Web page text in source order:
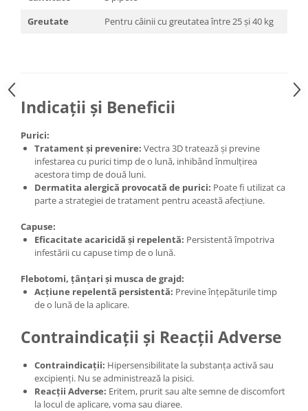
Greutate
Pentru câinii cu greutatea între 25 și 40 kg
Indicații și Beneficii
Purici:
Tratament și prevenire: Vectra 3D tratează și previne
infestarea cu purici timp de o lună, inhibând înmulțirea
acestora timp de două luni.
Dermatita alergică provocată de purici: Poate fi utilizat ca
parte a strategiei de tratament pentru această afecțiune.
Capuse:
Eficacitate acaricidă și repelentă: Persistentă împotriva
infestării cu capuse timp de o lună.
Flebotomi, țânțari și musca de grajd:
Acțiune repelentă persistentă: Previne înțepăturile timp
de o lună de la aplicare.
Contraindicații și Reacții Adverse
Contraindicații: Hipersensibilitate la substanța activă sau
excipienți. Nu se administrează la pisici.
Reacții Adverse: Eritem, prurit sau alte semne de discomfort
la locul de aplicare, voma sau diaree.